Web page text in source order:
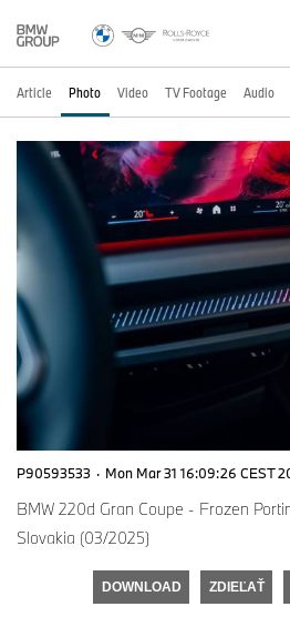
Article Photo Video TV Footage Audio
P90593533 · Mon Mar 31 16:09:26 CEST
BMW 220d Gran Coupe - Frozen
Slovakia (03/2025)
DOWNLOAD ZDIEĽAŤ